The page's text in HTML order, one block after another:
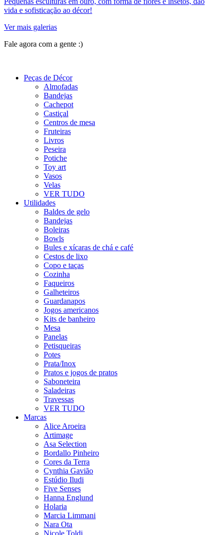
vida e sofisticação ao décor!
Ver mais galerias
Fale agora com a gente :)
Peças de Décor
Almofadas
Bandejas
Cachepot
Castiçal
Centros de mesa
Fruteiras
Livros
Peseira
Potiche
Toy art
Vasos
Velas
VER TUDO
Utilidades
Baldes de gelo
Bandejas
Boleiras
Bowls
Bules e xícaras de chá e café
Cestos de lixo
Copo e taças
Cozinha
Faqueiros
Galheteiros
Guardanapos
Jogos americanos
Kits de banheiro
Mesa
Panelas
Petisqueiras
Potes
Prata/Inox
Pratos e jogos de pratos
Saboneteira
Saladeiras
Travessas
VER TUDO
Marcas
Alice Aroeira
Artimage
Asa Selection
Bordallo Pinheiro
Cores da Terra
Cynthia Gavião
Estúdio Iludi
Five Senses
Hanna Englund
Holaria
Marcia Limmani
Nara Ota